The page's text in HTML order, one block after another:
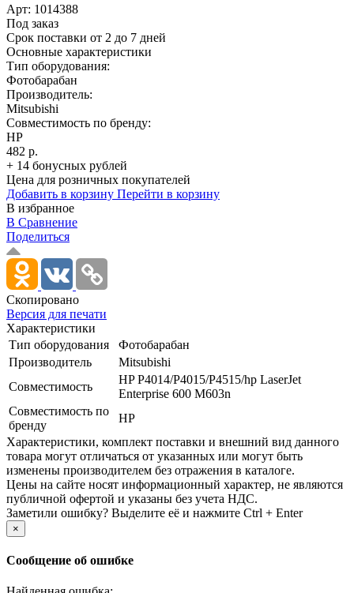
Арт: 1014388
Под заказ
Срок поставки от 2 до 7 дней
Основные характеристики
Тип оборудования:
Фотобарабан
Производитель:
Mitsubishi
Совместимость по бренду:
HP
482 р.
+ 14 бонусных рублей
Цена для розничных покупателей
Добавить в корзину Перейти в корзину
В избранное
В Сравнение
Поделиться
Скопировано
Версия для печати
Характеристики
Тип оборудования
Фотобарабан
Производитель
Mitsubishi
Совместимость
HP P4014/­P4015/­P4515/­hp LaserJet
Enterprise 600 M603n
Совместимость по
бренду
HP
Xарактеристики, комплект поставки и внешний вид данного
товара могут отличаться от указанных или могут быть
изменены производителем без отражения в каталоге.
Цены на сайте носят информационный характер, не являются
публичной офертой и указаны без учета НДС.
Заметили ошибку? Выделите её и нажмите Ctrl + Enter
×
Сообщение об ошибке